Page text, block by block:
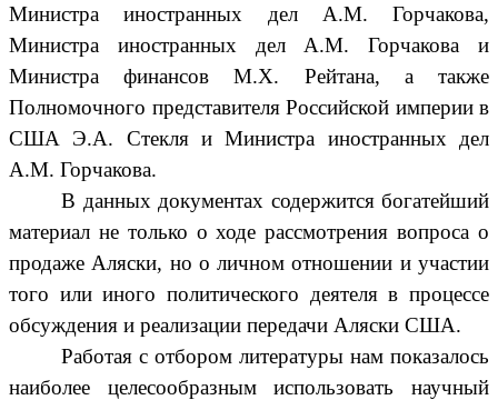
Министра иностранных дел А.М. Горчакова,
Министра иностранных дел А.М. Горчакова и
Министра финансов М.Х. Рейтана, а также
Полномочного представителя Российской империи в
США Э.А. Стекля и Министра иностранных дел
А.М. Горчакова.
В данных документах содержится богатейший
материал не только о ходе рассмотрения вопроса о
продаже Аляски, но о личном отношении и участии
того или иного политического деятеля в процессе
обсуждения и реализации передачи Аляски США.
Работая с отбором литературы нам показалось
наиболее целесообразным использовать научный